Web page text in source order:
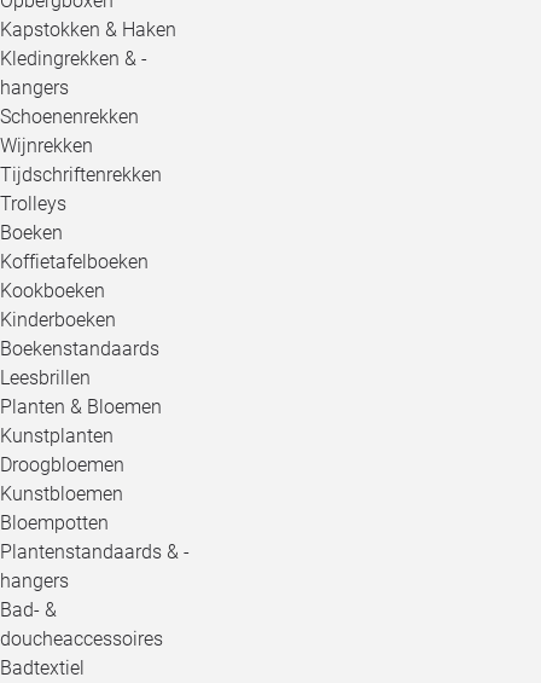
Kapstokken & Haken
Kledingrekken & -
hangers
Schoenenrekken
Wijnrekken
Tijdschriftenrekken
Trolleys
Boeken
Koffietafelboeken
Kookboeken
Kinderboeken
Boekenstandaards
Leesbrillen
Planten & Bloemen
Kunstplanten
Droogbloemen
Kunstbloemen
Bloempotten
Plantenstandaards & -
hangers
Bad- &
doucheaccessoires
Badtextiel